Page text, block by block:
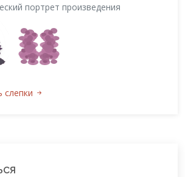
портрет произведения
слепки